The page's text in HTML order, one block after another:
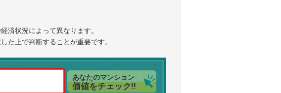
済状況によって異なります。
た上で判断することが重要です。
あなたのマンション
価値をチェック!!